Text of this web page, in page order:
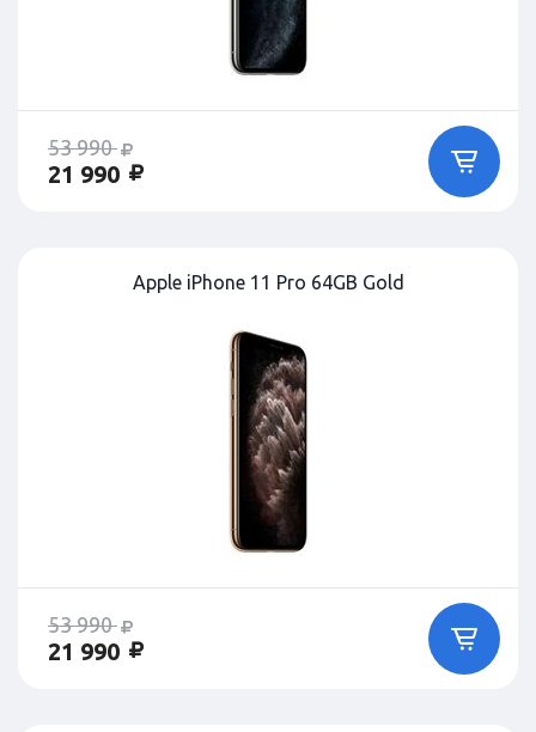
53 990
21 990
Apple iPhone 11 Pro 64GB Gold
53 990
21 990